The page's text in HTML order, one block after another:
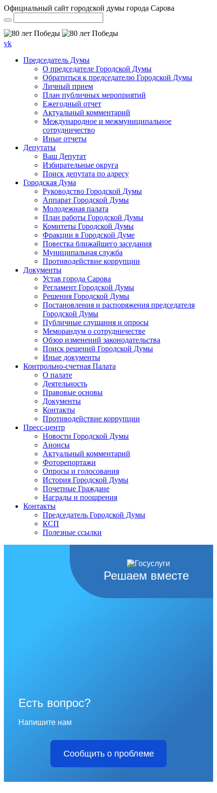
Официальный сайт городской думы города Сарова
vk
Председатель Думы
О председателе Городской Думы
Обратиться к председателю Городской Думы
Личный прием
План публичных мероприятий
Ежегодный отчет
Актуальный комментарий
Международное и межмуниципальное
сотрудничество
Иные отчеты
Депутаты
Ваш Депутат
Избирательные округа
Поиск депутата по адресу
Городская Дума
Руководство Городской Думы
Аппарат Городской Думы
Молодежная палата
План работы Городской Думы
Комитеты Городской Думы
Фракции в Городской Думе
Повестка ближайшего заседания
Муниципальная служба
Противодействие коррупции
Документы
Устав города Сарова
Регламент Городской Думы
Решения Городской Думы
Постановления и распоряжения председателя
Городской Думы
Публичные слушания и опросы
Меморандум о сотрудничестве
Обзор изменений законодательства
Поиск решений Городской Думы
Иные документы
Контрольно-счетная Палата
О палате
Деятельность
Правовые основы
Документы
Контакты
Противодействие коррупции
Пресс-центр
Новости Городской Думы
Анонсы
Актуальный комментарий
Фоторепортажи
Опросы и голосования
История Городской Думы
Почетные Граждане
Награды и поощрения
Контакты
Председатель Городской Думы
КСП
Полезные ссылки
Решаем вместе
Есть вопрос?
Напишите нам
Сообщить о проблеме